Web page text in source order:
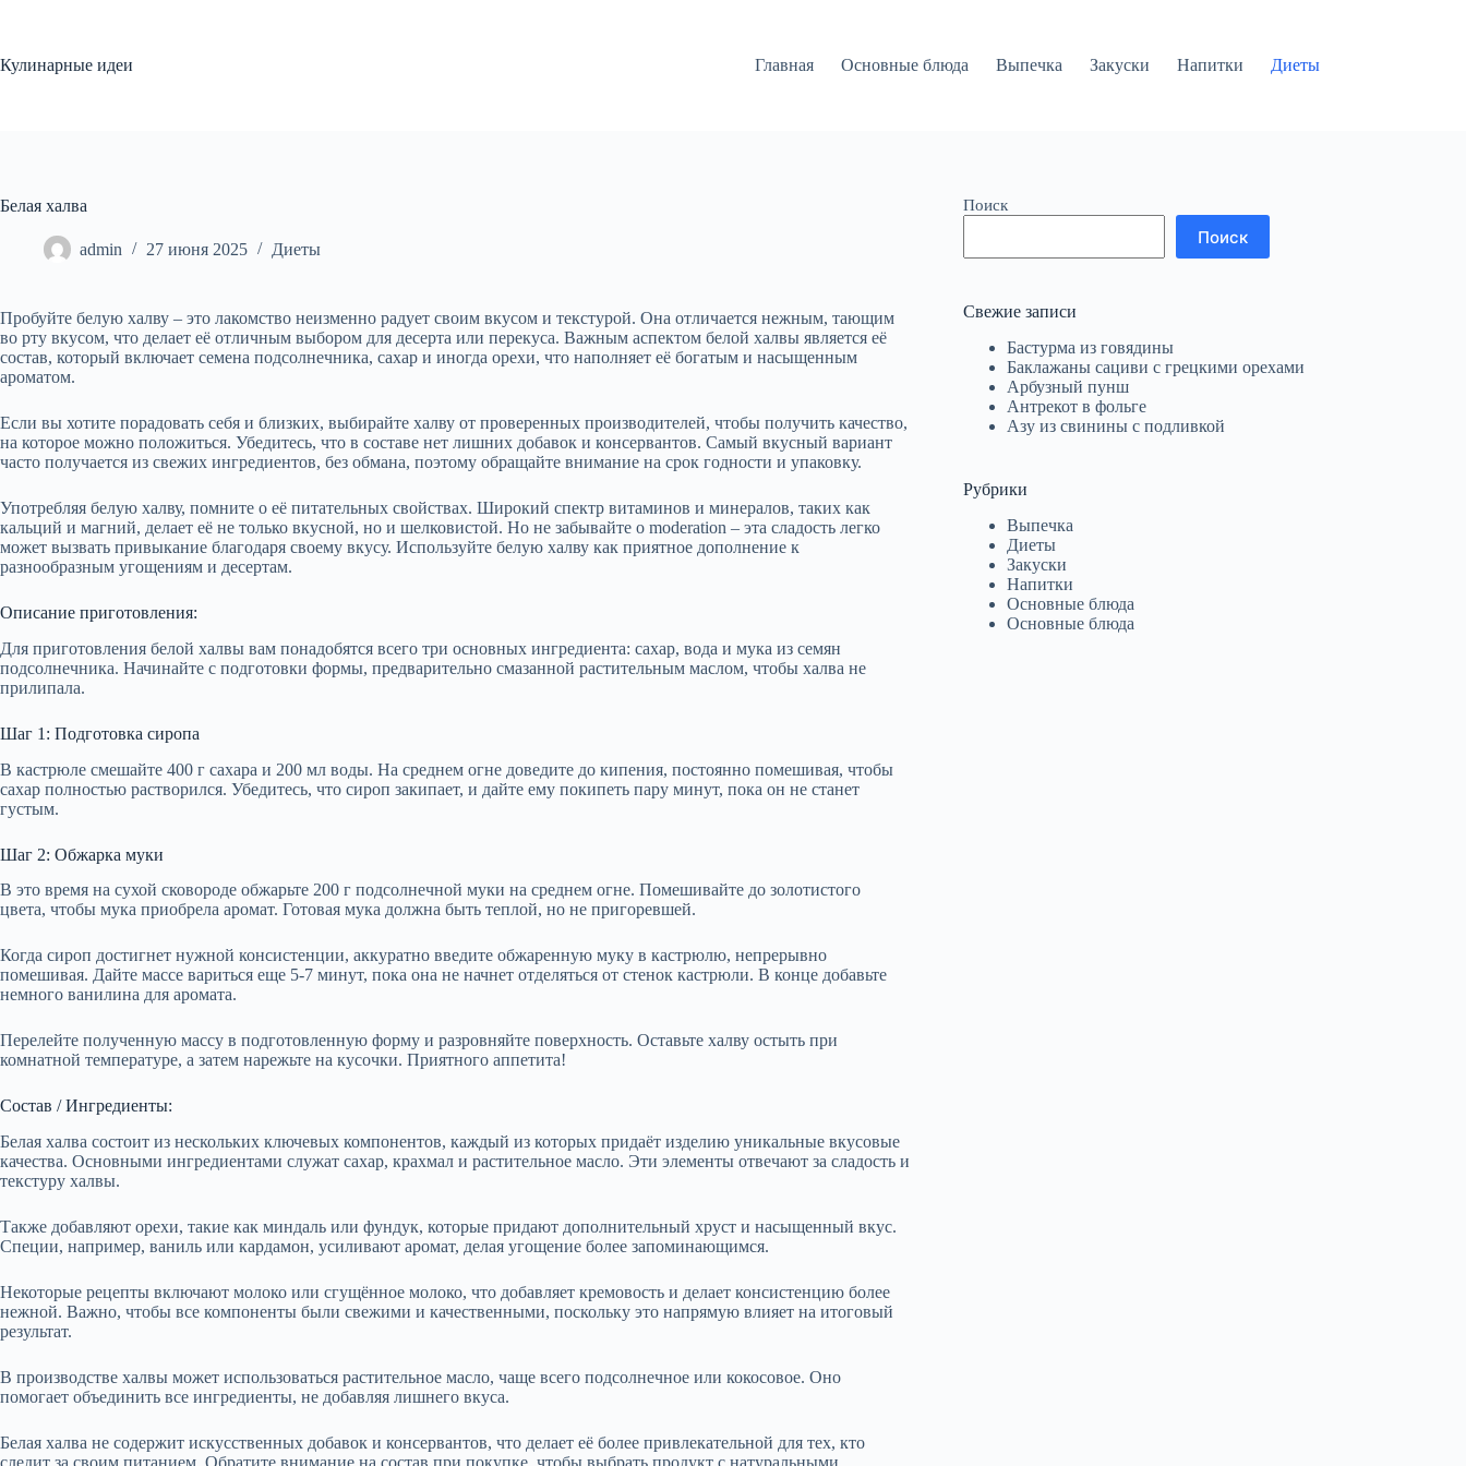
Кулинарные идеи
Главная Основные блюда Выпечка Закуски Напитки Диеты
Белая халва
admin 27 июня 2025 Диеты
Пробуйте белую халву – это лакомство неизменно радует своим вкусом и текстурой. Она отличается нежным, тающим
во рту вкусом, что делает её отличным выбором для десерта или перекуса. Важным аспектом белой халвы является её
состав, который включает семена подсолнечника, сахар и иногда орехи, что наполняет её богатым и насыщенным
ароматом.
Если вы хотите порадовать себя и близких, выбирайте халву от проверенных производителей, чтобы получить качество,
на которое можно положиться. Убедитесь, что в составе нет лишних добавок и консервантов. Самый вкусный вариант
часто получается из свежих ингредиентов, без обмана, поэтому обращайте внимание на срок годности и упаковку.
Употребляя белую халву, помните о её питательных свойствах. Широкий спектр витаминов и минералов, таких как
кальций и магний, делает её не только вкусной, но и шелковистой. Но не забывайте о moderation – эта сладость легко
может вызвать привыкание благодаря своему вкусу. Используйте белую халву как приятное дополнение к
разнообразным угощениям и десертам.
Описание приготовления:
Для приготовления белой халвы вам понадобятся всего три основных ингредиента: сахар, вода и мука из семян
подсолнечника. Начинайте с подготовки формы, предварительно смазанной растительным маслом, чтобы халва не
прилипала.
Шаг 1: Подготовка сиропа
В кастрюле смешайте 400 г сахара и 200 мл воды. На среднем огне доведите до кипения, постоянно помешивая, чтобы
сахар полностью растворился. Убедитесь, что сироп закипает, и дайте ему покипеть пару минут, пока он не станет
густым.
Шаг 2: Обжарка муки
В это время на сухой сковороде обжарьте 200 г подсолнечной муки на среднем огне. Помешивайте до золотистого
цвета, чтобы мука приобрела аромат. Готовая мука должна быть теплой, но не пригоревшей.
Когда сироп достигнет нужной консистенции, аккуратно введите обжаренную муку в кастрюлю, непрерывно
помешивая. Дайте массе вариться еще 5-7 минут, пока она не начнет отделяться от стенок кастрюли. В конце добавьте
немного ванилина для аромата.
Перелейте полученную массу в подготовленную форму и разровняйте поверхность. Оставьте халву остыть при
комнатной температуре, а затем нарежьте на кусочки. Приятного аппетита!
Состав / Ингредиенты:
Белая халва состоит из нескольких ключевых компонентов, каждый из которых придаёт изделию уникальные вкусовые
качества. Основными ингредиентами служат сахар, крахмал и растительное масло. Эти элементы отвечают за сладость и
текстуру халвы.
Также добавляют орехи, такие как миндаль или фундук, которые придают дополнительный хруст и насыщенный вкус.
Специи, например, ваниль или кардамон, усиливают аромат, делая угощение более запоминающимся.
Некоторые рецепты включают молоко или сгущённое молоко, что добавляет кремовость и делает консистенцию более
нежной. Важно, чтобы все компоненты были свежими и качественными, поскольку это напрямую влияет на итоговый
результат.
В производстве халвы может использоваться растительное масло, чаще всего подсолнечное или кокосовое. Оно
помогает объединить все ингредиенты, не добавляя лишнего вкуса.
Белая халва не содержит искусственных добавок и консервантов, что делает её более привлекательной для тех, кто
Поиск
Поиск
Свежие записи
Бастурма из говядины
Баклажаны сациви с грецкими орехами
Арбузный пунш
Антрекот в фольге
Азу из свинины с подливкой
Рубрики
Выпечка
Диеты
Закуски
Напитки
Основные блюда
Основные блюда